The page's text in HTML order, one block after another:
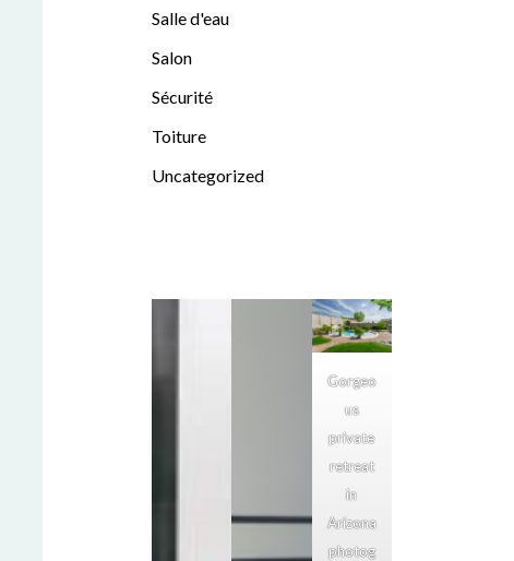
Salle d'eau
Salon
Sécurité
Toiture
Uncategorized
Gorgeo
us
private
retreat
in
Arizona
photog